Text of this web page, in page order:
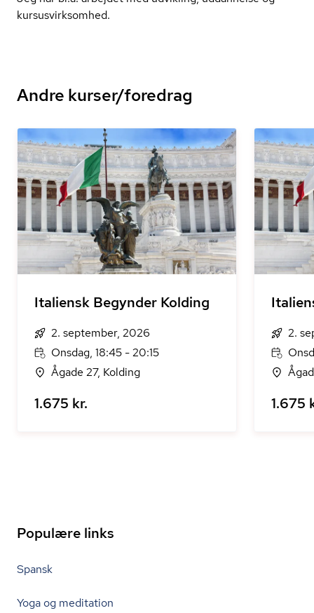
kur­sus­virk­som­hed.
Andre kurser/foredrag
Italiensk Begynder Kolding
2. september, 2026
Onsdag, 18:45 - 20:15
Ågade 27, Kolding
1.675 kr.
2.
1.675
Populære links
Spansk
Yoga og meditation